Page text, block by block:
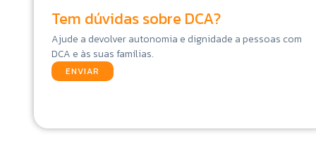
Tem dúvidas sobre DCA?
Ajude a devolver autonomia e dignidade a pessoas com
DCA e às suas famílias.
ENVIAR